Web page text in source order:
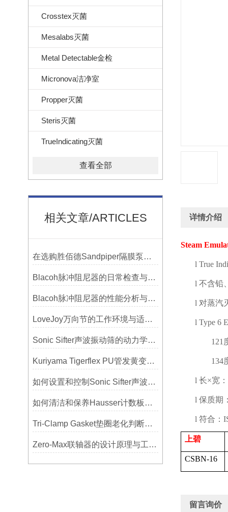
Crosstex灭菌
Mesalabs灭菌
Metal Detectable金检
Micronova洁净室
Propper灭菌
Steris灭菌
TrueIndicating灭菌
查看全部
相关文章/ARTICLES
在选购胜佰德Sandpiper隔膜泵时应该注意哪些关键参数？
Blacoh脉冲阻尼器的日常检查与预防性维护清单
Blacoh脉冲阻尼器的性能分析与测试方法
LoveJoy万向节的工作环境与适用范围
Sonic Sifter声波振动筛的动力学模拟与性能分析
Kuriyama Tigerflex PU管发黄变硬怎么办？
如何设置和控制Sonic Sifter声波振动筛的振动频率和振幅？
如何清洁和保养Hausser计数板，避免划伤网格线？
Tri-Clamp Gasket垫圈老化判断，定期更换维护要点
Zero-Max联轴器的设计原理与工艺流程解析
详情介绍
Steam
l True
l 不含铅
l 对蒸汽
l Type 6
121
134
l 长×宽：
l 保质期
l 符合：
上碧
CSBN-16
留言询价